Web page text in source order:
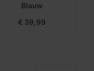
Blauw
€ 39,99